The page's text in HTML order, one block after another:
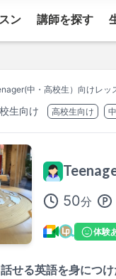
ン 講師を探す
中・高校生）向けレッ
生向け 高校生向け
50分
体験
せる英語を身につ